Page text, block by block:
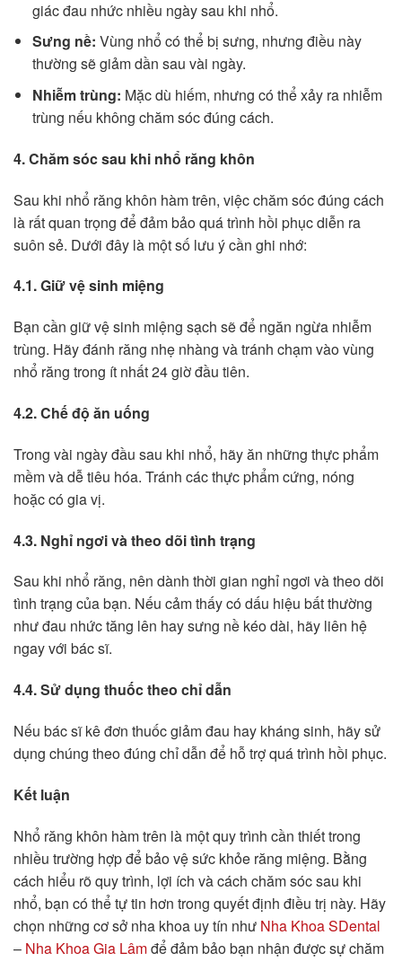
giác đau nhức nhiều ngày sau khi nhổ.
Sưng nề: Vùng nhổ có thể bị sưng, nhưng điều này
thường sẽ giảm dần sau vài ngày.
Nhiễm trùng: Mặc dù hiếm, nhưng có thể xảy ra nhiễm
trùng nếu không chăm sóc đúng cách.
4. Chăm sóc sau khi nhổ răng khôn
Sau khi nhổ răng khôn hàm trên, việc chăm sóc đúng cách
là rất quan trọng để đảm bảo quá trình hồi phục diễn ra
suôn sẻ. Dưới đây là một số lưu ý cần ghi nhớ:
4.1. Giữ vệ sinh miệng
Bạn cần giữ vệ sinh miệng sạch sẽ để ngăn ngừa nhiễm
trùng. Hãy đánh răng nhẹ nhàng và tránh chạm vào vùng
nhổ răng trong ít nhất 24 giờ đầu tiên.
4.2. Chế độ ăn uống
Trong vài ngày đầu sau khi nhổ, hãy ăn những thực phẩm
mềm và dễ tiêu hóa. Tránh các thực phẩm cứng, nóng
hoặc có gia vị.
4.3. Nghỉ ngơi và theo dõi tình trạng
Sau khi nhổ răng, nên dành thời gian nghỉ ngơi và theo dõi
tình trạng của bạn. Nếu cảm thấy có dấu hiệu bất thường
như đau nhức tăng lên hay sưng nề kéo dài, hãy liên hệ
ngay với bác sĩ.
4.4. Sử dụng thuốc theo chỉ dẫn
Nếu bác sĩ kê đơn thuốc giảm đau hay kháng sinh, hãy sử
dụng chúng theo đúng chỉ dẫn để hỗ trợ quá trình hồi phục.
Kết luận
Nhổ răng khôn hàm trên là một quy trình cần thiết trong
nhiều trường hợp để bảo vệ sức khỏe răng miệng. Bằng
cách hiểu rõ quy trình, lợi ích và cách chăm sóc sau khi
nhổ, bạn có thể tự tin hơn trong quyết định điều trị này. Hãy
chọn những cơ sở nha khoa uy tín như Nha Khoa SDental
– Nha Khoa Gia Lâmđể đảm bảo bạn nhận được sự chăm